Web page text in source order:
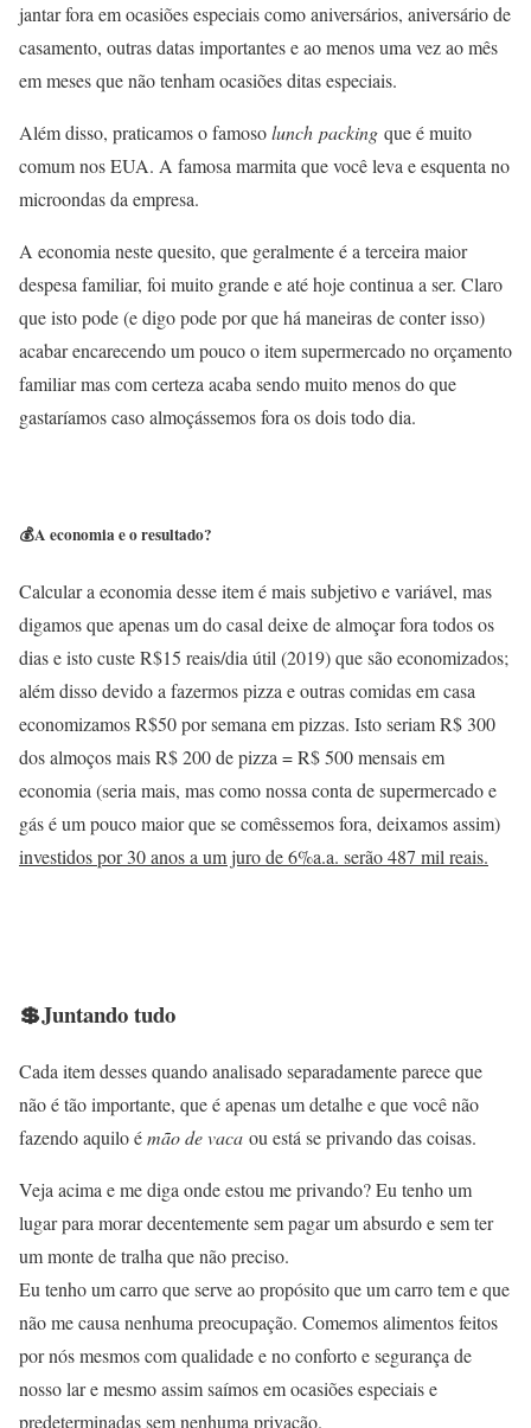
jantar fora em ocasiões especiais como aniversários, aniversário de
casamento, outras datas importantes e ao menos uma vez ao mês
em meses que não tenham ocasiões ditas especiais.
Além disso, praticamos o famosolunch packing que é muito
comum nos EUA. A famosa marmita que você leva e esquenta no
microondas da empresa.
A economia neste quesito, que geralmente é a terceira maior
despesa familiar, foi muito grande e até hoje continua a ser. Claro
que isto pode (e digo pode por que há maneiras de conter isso)
acabar encarecendo um pouco o item supermercado no orçamento
familiar mas com certeza acaba sendo muito menos do que
gastaríamos caso almoçássemos fora os dois todo dia.
💰A economia e o resultado?
Calcular a economia desse item é mais subjetivo e variável, mas
digamos que apenas um do casal deixe de almoçar fora todos os
dias e isto custe R$15 reais/dia útil (2019) que são economizados;
além disso devido a fazermos pizza e outras comidas em casa
economizamos R$50 por semana em pizzas. Isto seriam R$ 300
dos almoços mais R$ 200 de pizza = R$ 500 mensais em
economia (seria mais, mas como nossa conta de supermercado e
gás é um pouco maior que se comêssemos fora, deixamos assim)
investidos por 30 anos a um juro de 6%a.a. serão 487 mil reais.
💲Juntando tudo
Cada item desses quando analisado separadamente parece que
não é tão importante, que é apenas um detalhe e que você não
fazendo aquilo émão de vaca ou está se privando das coisas.
Veja acima e me diga onde estou me privando? Eu tenho um
lugar para morar decentemente sem pagar um absurdo e sem ter
um monte de tralha que não preciso.
Eu tenho um carro que serve ao propósito que um carro tem e que
não me causa nenhuma preocupação. Comemos alimentos feitos
por nós mesmos com qualidade e no conforto e segurança de
nosso lar e mesmo assim saímos em ocasiões especiais e
predeterminadas sem nenhuma privação.